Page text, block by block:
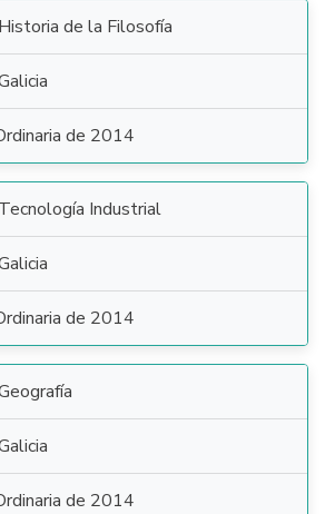
Historia de la Filosofía
de 2014
Tecnología Industrial
de 2014
de 2014